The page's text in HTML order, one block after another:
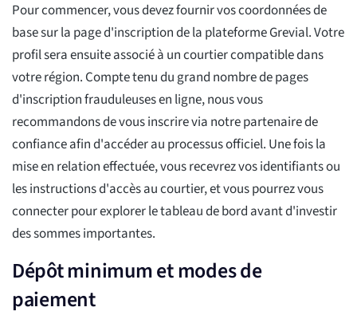
Pour commencer, vous devez fournir vos coordonnées de
base sur la page d'inscription de la plateforme Grevial. Votre
profil sera ensuite associé à un courtier compatible dans
votre région. Compte tenu du grand nombre de pages
d'inscription frauduleuses en ligne, nous vous
recommandons de vous inscrire via notre partenaire de
confiance afin d'accéder au processus officiel. Une fois la
mise en relation effectuée, vous recevrez vos identifiants ou
les instructions d'accès au courtier, et vous pourrez vous
connecter pour explorer le tableau de bord avant d'investir
des sommes importantes.
Dépôt minimum et modes de
paiement